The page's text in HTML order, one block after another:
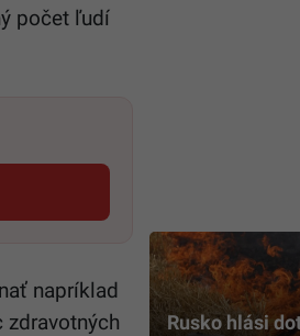
počet ľudí
napríklad
Rusko hlási